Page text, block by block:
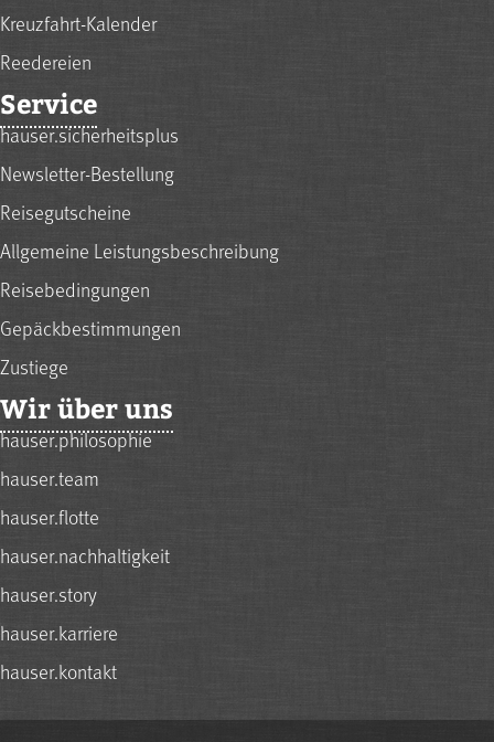
Kreuzfahrt-Kalender
Reedereien
Service
hauser.sicherheitsplus
Newsletter-Bestellung
Reisegutscheine
Allgemeine Leistungsbeschreibung
Reisebedingungen
Gepäckbestimmungen
Zustiege
Wir über uns
hauser.philosophie
hauser.team
hauser.flotte
hauser.nachhaltigkeit
hauser.story
hauser.karriere
hauser.kontakt